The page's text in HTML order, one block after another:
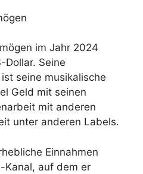
im Jahr 2024
Dollar. Seine
seine musikalische
Geld mit seinen
mit anderen
unter anderen Labels.
Einnahmen
Kanal, auf dem er